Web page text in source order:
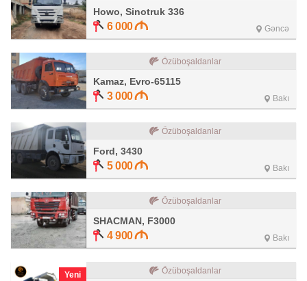
Howo, Sinotruk 336
6 000 Gəncə
Özüboşaldanlar
Kamaz, Evro-65115
3 000 Bakı
Özüboşaldanlar
Ford, 3430
5 000 Bakı
Özüboşaldanlar
SHACMAN, F3000
4 900 Bakı
Yeni Özüboşaldanlar